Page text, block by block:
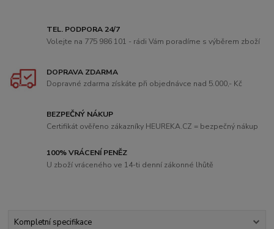
TEL. PODPORA 24/7
Volejte na 775 986 101 - rádi Vám poradíme s výběrem zboží
DOPRAVA ZDARMA
Dopravné zdarma získáte při objednávce nad 5.000,- Kč
BEZPEČNÝ NÁKUP
Certifikát ověřeno zákazníky HEUREKA.CZ = bezpečný nákup
100% VRÁCENÍ PENĚZ
U zboží vráceného ve 14-ti denní zákonné lhůtě
Kompletní specifikace